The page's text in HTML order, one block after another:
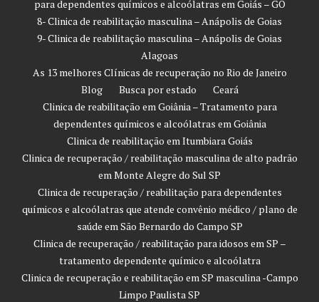
para dependentes químicos e alcoólatras em Goiás – GO
8- Clinica de reabilitação masculina – Anápolis de Goias
9- Clinica de reabilitação masculina – Anápolis de Goias
Alagoas
As 13 melhores Clínicas de recuperação no Rio de Janeiro
Blog
Busca por estado
Ceará
Clinica de reabilitação em Goiânia – Tratamento para
dependentes químicos e alcoólatras em Goiânia
Clinica de reabilitação em Itumbiara Goiás
Clinica de recuperação / reabilitação masculina de alto padrão
em Monte Alegre do Sul SP
Clinica de recuperação / reabilitação para dependentes
químicos e alcoólatras que atende convênio médico / plano de
saúde em São Bernardo do Campo SP
Clinica de recuperação / reabilitação para idosos em SP –
tratamento dependente químico e alcoólatra
Clinica de recuperação e reabilitação em SP masculina -Campo
Limpo Paulista SP